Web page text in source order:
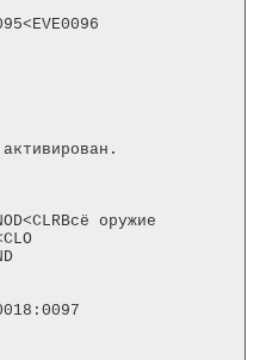
активирован.
оружие